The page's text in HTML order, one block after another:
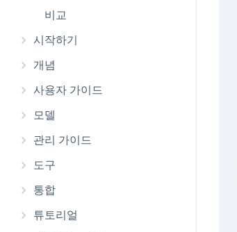
비교
시작하기
개념
사용자 가이드
모델
관리 가이드
도구
통합
튜토리얼